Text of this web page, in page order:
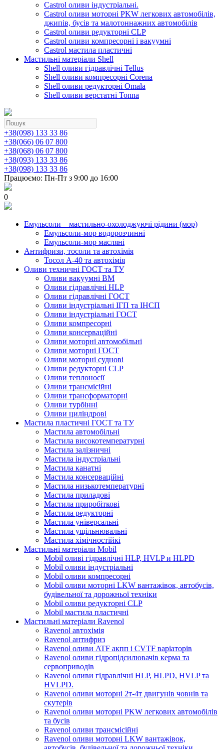
Castrol оливи індустріальні.
Castrol оливи моторні PKW легкових автомобілів,
джипів, бусів та малотоннажних автомобілів
Castrol оливи редукторні CLP
Castrol оливи компресорні і вакуумні
Castrol мастила пластичні
Мастильні матеріали Shell
Shell оливи гідравлічні Tellus
Shell оливи компресорні Corena
Shell оливи редукторні Omala
Shell оливи верстатні Tonna
+38(098) 133 33 86
+38(066) 06 07 800
+38(068) 06 07 800
+38(093) 133 33 86
+38(098) 133 33 86
Працюємо: Пн-Пт з 9:00 до 16:00
0
Емульсоли – мастильно-охолоджуючі рідини (мор)
Емульсоли-мор водорозчинні
Емульсоли-мор масляні
Антифризи, тосоли та автохімія
Тосол А-40 та автохімія
Оливи техничні ГОСТ та ТУ
Оливи вакуумні ВМ
Оливи гідравлічні HLP
Оливи гідравлічні ГОСТ
Оливи індустріальні ІГП та ІНСП
Оливи індустріальні ГОСТ
Оливи компресорні
Оливи консерваційні
Оливи моторні автомобільні
Оливи моторні ГОСТ
Оливи моторні суднові
Оливи редукторні CLP
Оливи теплоносії
Оливи трансмісійні
Оливи трансформаторні
Оливи турбінні
Оливи циліндрові
Мастила пластичні ГОСТ та ТУ
Мастила автомобільні
Мастила високотемпературні
Мастила залізничні
Мастила індустріальні
Мастила канатні
Мастила консерваційні
Мастила низькотемпературні
Мастила приладові
Мастила приробіткові
Мастила редукторні
Мастила універсальні
Мастила ущільнювальні
Мастила хімічностійкі
Мастильні матеріали Mobil
Mobil оливі гідравлічні HLP, HVLP и HLPD
Mobil оливи індустріальні
Mobil оливи компресорні
Mobil оливи моторні LKW вантажівок, автобусів,
будівельної та дорожньої техніки
Mobil оливи редукторні CLP
Mobil мастила пластичні
Мастильні матеріали Ravenol
Ravenol автохімія
Ravenol антифриз
Ravenol оливи ATF акпп і CVTF варіаторів
Ravenol оливи гідропідсилювачів керма та
сервоприводів
Ravenol оливи гідравлічні HLP, HLPD, HVLP та
HVLPD.
Ravenol оливи моторні 2т-4т двигунів човнів та
скутерів
Ravenol оливи моторні PKW легкових автомобілів
та бусів
Ravenol оливи трансмісійні
Ravenol оливи моторні LKW вантажівок,